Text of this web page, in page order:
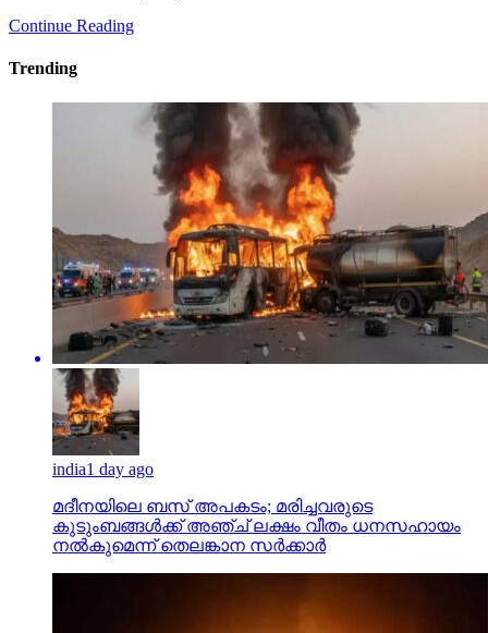
Continue Reading
Trending
india1 day ago
മദീനയിലെ ബസ് അപകടം; മരിച്ചവരുടെ
കുടുംബങ്ങള്‍ക്ക് അഞ്ച് ലക്ഷം വീതം ധനസഹായം
നല്‍കുമെന്ന് തെലങ്കാന സര്‍ക്കാര്‍